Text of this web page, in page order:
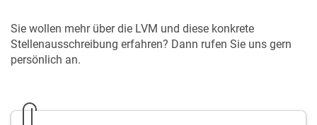
Sie wollen mehr über die LVM und diese konkrete
Stellenausschreibung erfahren? Dann rufen Sie uns gern
persönlich an.